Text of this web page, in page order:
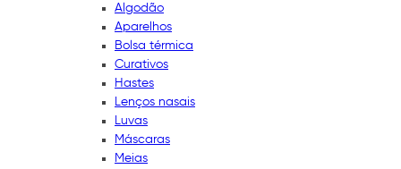
Algodão
Aparelhos
Bolsa térmica
Curativos
Hastes
Lenços nasais
Luvas
Máscaras
Meias